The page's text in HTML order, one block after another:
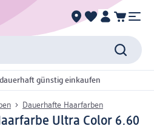
günstig einkaufen
Dauerhafte Haarfarben
Ultra Color 6.60